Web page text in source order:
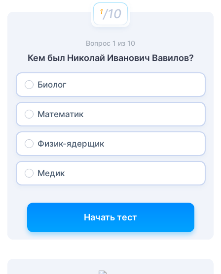
/10
Вопрос 1 из 10
Кем был Николай Иванович Вавилов?
Биолог
Математик
Физик-ядерщик
Медик
Начать тест